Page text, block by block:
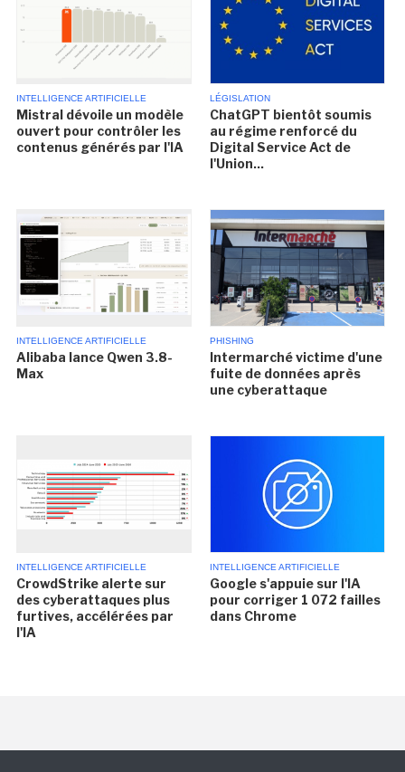
INTELLIGENCE ARTIFICIELLE
Mistral dévoile un modèle
ouvert pour contrôler les
contenus générés par l'IA
LÉGISLATION
ChatGPT bientôt soumis
au régime renforcé du
Digital Service Act de
l'Union...
INTELLIGENCE ARTIFICIELLE
Alibaba lance Qwen 3.8-
Max
PHISHING
Intermarché victime d'une
fuite de données après
une cyberattaque
INTELLIGENCE ARTIFICIELLE
CrowdStrike alerte sur
des cyberattaques plus
furtives, accélérées par
l'IA
INTELLIGENCE ARTIFICIELLE
Google s'appuie sur l'IA
pour corriger 1 072 failles
dans Chrome